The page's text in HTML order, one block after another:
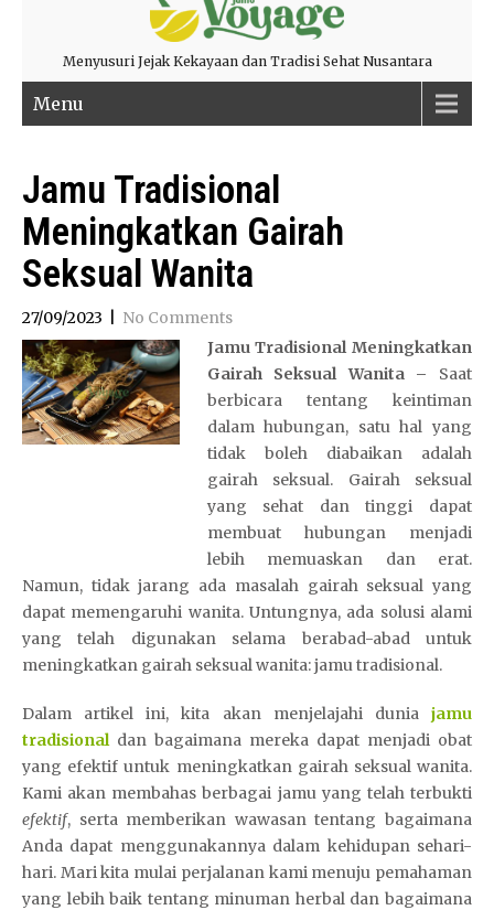
Menyusuri Jejak Kekayaan dan Tradisi Sehat Nusantara
Menu
Jamu Tradisional
Meningkatkan Gairah
Seksual Wanita
27/09/2023
No Comments
Jamu Tradisional Meningkatkan
Gairah Seksual Wanita –
Saat
berbicara tentang keintiman
dalam hubungan, satu hal yang
tidak boleh diabaikan adalah
gairah seksual. Gairah seksual
yang sehat dan tinggi dapat
membuat hubungan menjadi
lebih memuaskan dan erat.
Namun, tidak jarang ada masalah gairah seksual yang
dapat memengaruhi wanita. Untungnya, ada solusi alami
yang telah digunakan selama berabad-abad untuk
meningkatkan gairah seksual wanita: jamu tradisional.
Dalam artikel ini, kita akan menjelajahi dunia jamu
tradisional dan bagaimana mereka dapat menjadi obat
yang efektif untuk meningkatkan gairah seksual wanita.
Kami akan membahas berbagai jamu yang telah terbukti
efektif, serta memberikan wawasan tentang bagaimana
Anda dapat menggunakannya dalam kehidupan sehari-
hari. Mari kita mulai perjalanan kami menuju pemahaman
yang lebih baik tentang minuman herbal dan bagaimana